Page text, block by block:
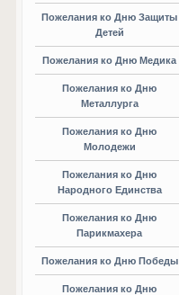
Пожелания ко Дню Защиты
Детей
Пожелания ко Дню Медика
Пожелания ко Дню
Металлурга
Пожелания ко Дню
Молодежи
Пожелания ко Дню
Народного Единства
Пожелания ко Дню
Парикмахера
Пожелания ко Дню Победы
Пожелания ко Дню